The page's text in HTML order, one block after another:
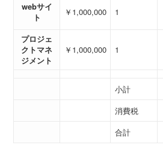
webサイ
ト
￥1,000,000 1
プロジェ
クトマネ
ジメント
￥1,000,000 1
小計
消費税
合計